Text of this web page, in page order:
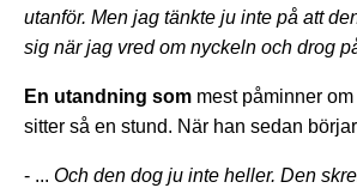
utanför. Men jag tänkte ju inte på att
sig när jag vred om nyckeln och drog
En utandning som mest påminner
sitter så en stund. När han sedan
- ... Och den dog ju inte heller. Den